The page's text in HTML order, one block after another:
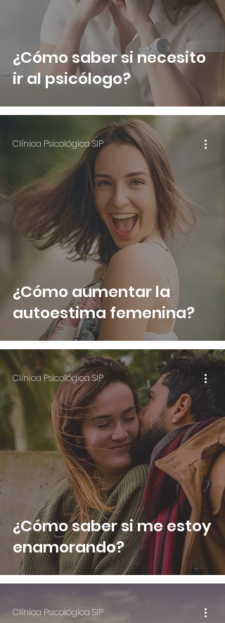
¿Cómo saber si necesito
ir al psicólogo?
¿Cómo aumentar la
autoestima femenina?
Clínica Psicológica SIP
¿Cómo saber si me estoy
enamorando?
Clínica Psicológica SIP
Clínica Psicológica SIP